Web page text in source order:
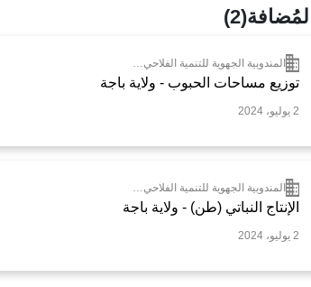
المندوبية الجهوية للتنمية الفلاحي…
توزيع مساحات الحبوب - ولاية باجة
2 يوليو، 2024
المندوبية الجهوية للتنمية الفلاحي…
الإنتاج النباتي (طن) - ولاية باجة
2 يوليو، 2024